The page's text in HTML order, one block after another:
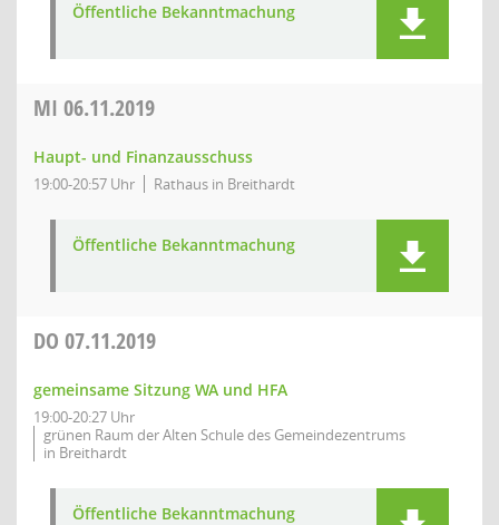
Öffentliche Bekanntmachung
MI 06.11.2019
Haupt- und Finanzausschuss
19:00-20:57 Uhr Rathaus in Breithardt
Öffentliche Bekanntmachung
DO 07.11.2019
gemeinsame Sitzung WA und HFA
19:00-20:27 Uhr
grünen Raum der Alten Schule des Gemeindezentrums
in Breithardt
Öffentliche Bekanntmachung